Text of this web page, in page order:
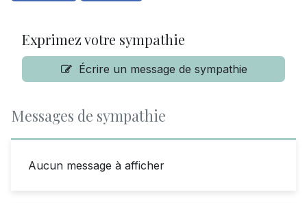
Exprimez votre sympathie
Écrire un message de sympathie
Messages de sympathie
Aucun message à afficher